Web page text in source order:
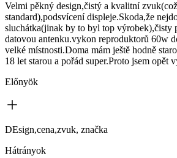
Velmi pěkný design,čistý a kvalitní
standard),podsvícení displeje.Skoda,že
sluchátka(jinak by to byl top výrobek),čisty
datovou antenku.vykon reproduktorů 60w
velké místnosti.Doma mám ještě hodně
18 let starou a pořád super.Proto jsem opět
Előnyök
DEsign,cena,zvuk, značka
Hátrányok